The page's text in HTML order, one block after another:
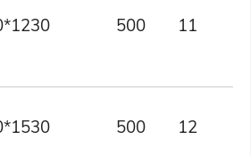
500 11
500 12